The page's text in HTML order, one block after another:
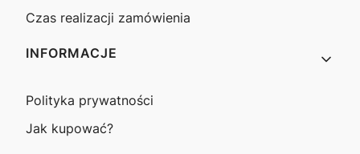
Czas realizacji zamówienia
INFORMACJE
Polityka prywatności
Jak kupować?